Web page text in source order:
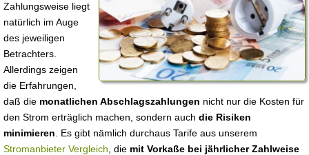
Zahlungsweise liegt
natürlich im Auge
des jeweiligen
Betrachters.
Allerdings zeigen
die Erfahrungen,
daß die monatlichen Abschlagszahlungen nicht nur die Kosten für
den Strom erträglich machen, sondern auch die Risiken
minimieren . Es gibt nämlich durchaus Tarife aus unserem
Stromanbieter Vergleich , die mit Vorkaße bei jährlicher Zahlweise